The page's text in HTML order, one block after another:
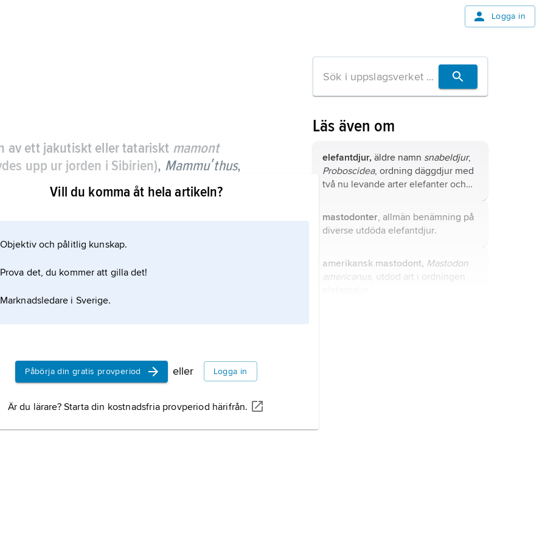
Logga in
av ett jakutiskt eller tatariskt mamont
upp ur jorden i Sibirien), Mammuʹthus,
ibland uppdelade på flera släkten
4 miljoner till 4 000 år sedan. De varierade i
Vill du komma åt hela artikeln?
Objektiv och pålitlig kunskap.
Prova det, du kommer att gilla det!
Marknadsledare i Sverige.
Påbörja din gratis provperiod eller Logga in
Är du lärare? Starta din kostnadsfria provperiod härifrån.
Läs även om
elefantdjur, äldre namn snabeldjur,
Proboscidea, ordning däggdjur med
två nu levande arter elefanter och
mastodonter, allmän benämning på
diverse utdöda elefantdjur.
amerikansk mastodont, Mastodon
americanus , utdöd art i ordningen